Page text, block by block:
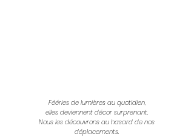
Fééries de lumières au quotidien,
elles deviennent décor surprenant.
Nous les découvrons au hasard de nos
déplacements.